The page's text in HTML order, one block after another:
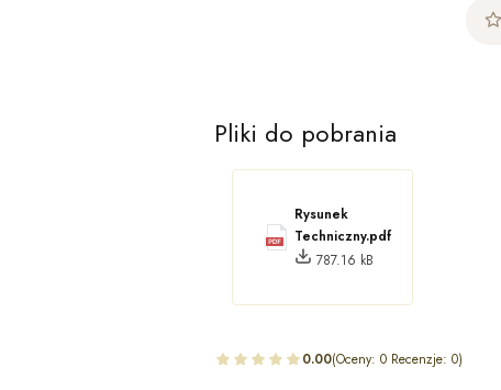
Pliki do pobrania
Rysunek
Techniczny.pdf
787.16 kB
0.00(Oceny: 0 Recenzje: 0)